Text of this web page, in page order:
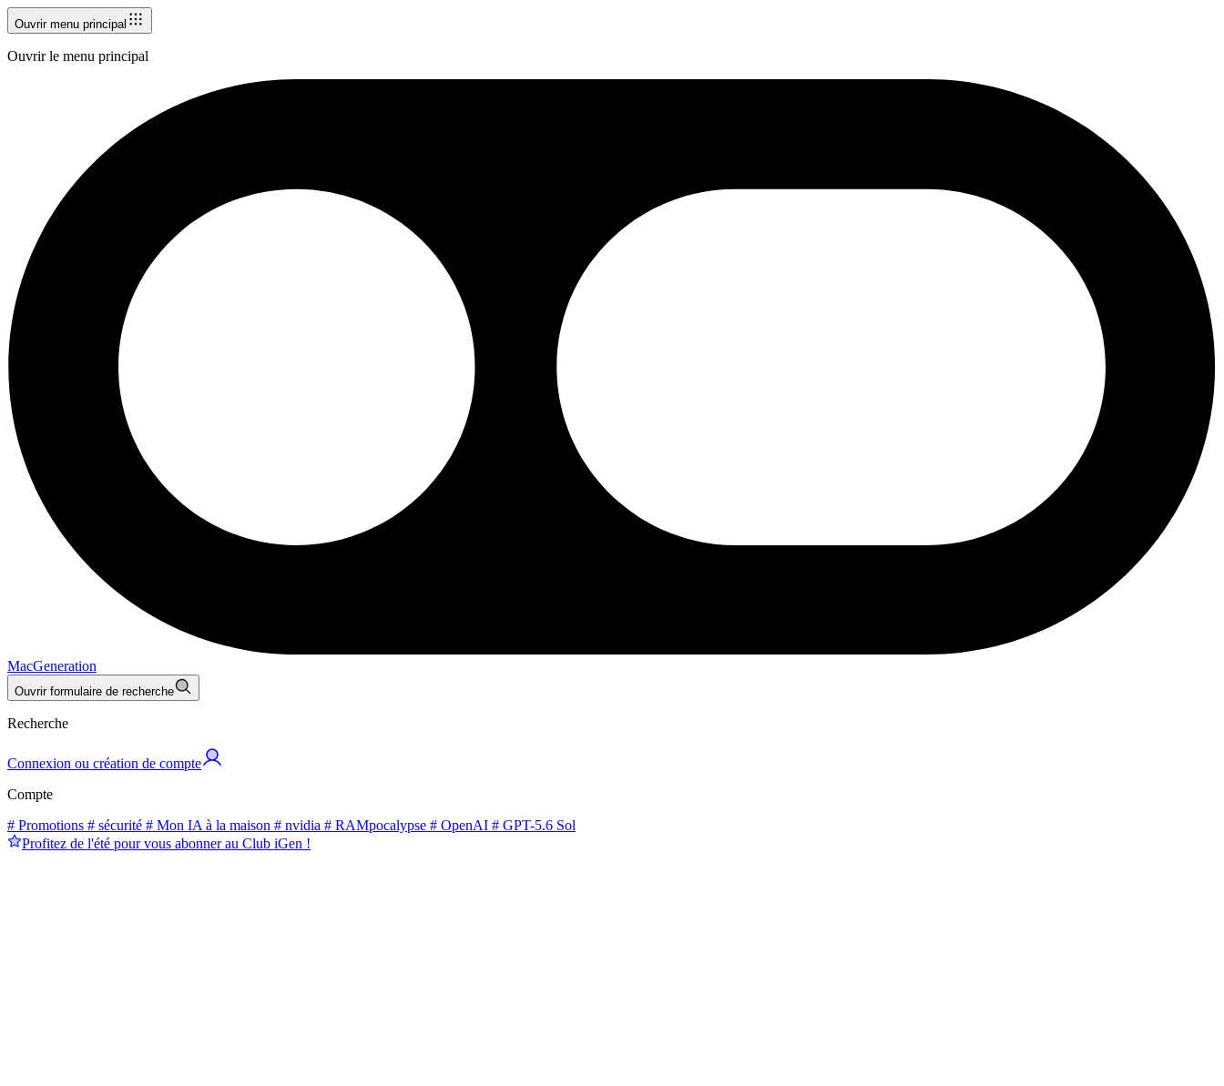
Ouvrir menu principal
Ouvrir le menu principal
MacGeneration
Ouvrir formulaire de recherche
Recherche
Connexion ou création de compte
Compte
# Promotions # sécurité # Mon IA à la maison # nvidia # RAMpocalypse # OpenAI # GPT-5.6 Sol
Profitez de l'été pour vous abonner au Club iGen !